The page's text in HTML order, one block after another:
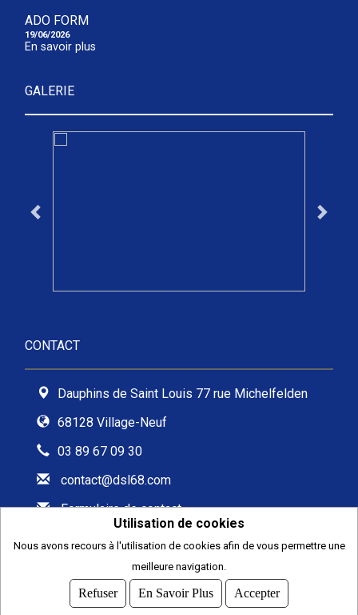
ADO FORM
19/06/2026
En savoir plus
GALERIE
CONTACT
Dauphins de Saint Louis 77 rue Michelfelden
68128 Village-Neuf
03 89 67 09 30
contact@dsl68.com
Formulaire de contact
2026
© COMITI -CGVU
OPTIMISÉ POUR CHROME ET FIREFOX
Utilisation de cookies
Nous avons recours à l'utilisation de cookies afin de vous permettre une
meilleure navigation.
Refuser En Savoir Plus Accepter